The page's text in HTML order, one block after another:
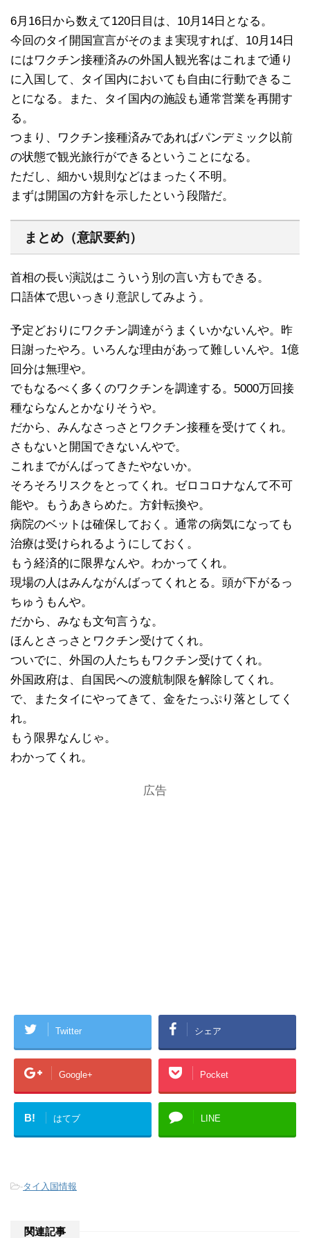
6月16日から数えて120日目は、10月14日となる。
今回のタイ開国宣言がそのまま実現すれば、10月14日
にはワクチン接種済みの外国人観光客はこれまで通り
に入国して、タイ国内においても自由に行動できるこ
とになる。また、タイ国内の施設も通常営業を再開す
る。
つまり、ワクチン接種済みであればパンデミック以前
の状態で観光旅行ができるということになる。
ただし、細かい規則などはまったく不明。
まずは開国の方針を示したという段階だ。
まとめ（意訳要約）
首相の長い演説はこういう別の言い方もできる。
口語体で思いっきり意訳してみよう。
予定どおりにワクチン調達がうまくいかないんや。昨
日謝ったやろ。いろんな理由があって難しいんや。1億
回分は無理や。
でもなるべく多くのワクチンを調達する。5000万回接
種ならなんとかなりそうや。
だから、みんなさっさとワクチン接種を受けてくれ。
さもないと開国できないんやで。
これまでがんばってきたやないか。
そろそろリスクをとってくれ。ゼロコロナなんて不可
能や。もうあきらめた。方針転換や。
病院のベットは確保しておく。通常の病気になっても
治療は受けられるようにしておく。
もう経済的に限界なんや。わかってくれ。
現場の人はみんながんばってくれとる。頭が下がるっ
ちゅうもんや。
だから、みなも文句言うな。
ほんとさっさとワクチン受けてくれ。
ついでに、外国の人たちもワクチン受けてくれ。
外国政府は、自国民への渡航制限を解除してくれ。
で、またタイにやってきて、金をたっぷり落としてく
れ。
もう限界なんじゃ。
わかってくれ。
広告
Twitter シェア
Google+ Pocket
B! はてブ LINE
-タイ入国情報
関連記事